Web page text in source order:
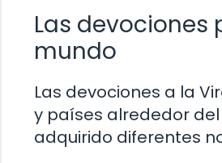
Las devociones
mundo
Las devociones a la
y países alrededor
adquirido diferentes